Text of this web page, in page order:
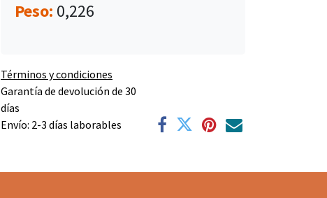
Peso: 0,226
Términos y condiciones
Garantía de devolución de 30
días
Envío: 2-3 días laborables